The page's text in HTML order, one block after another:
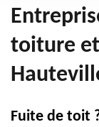
toiture
Fuite de toit